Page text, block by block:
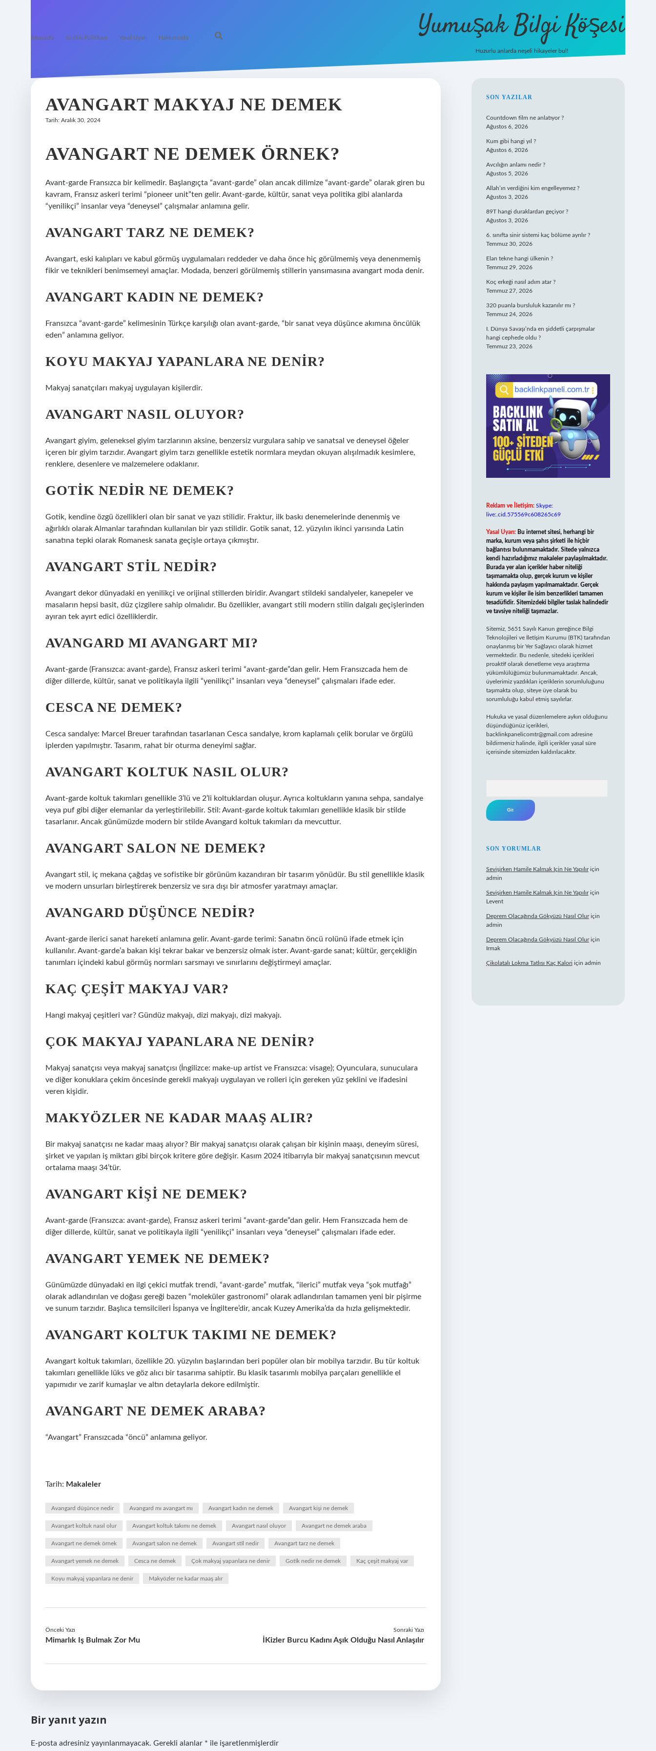
Anasayfa Gizlilik Politikası Yasal Uyarı Hakkımızda Yumuşak Bilgi Köşesi
Huzurlu anlarda neşeli hikayeler bul!
AVANGART MAKYAJ NE DEMEK
Tarih: Aralık 30, 2024
AVANGART NE DEMEK ÖRNEK?
Avant-garde Fransızca bir kelimedir. Başlangıçta “avant-garde” olan ancak dilimize “avant-garde” olarak giren bu
kavram, Fransız askeri terimi “pioneer unit”ten gelir. Avant-garde, kültür, sanat veya politika gibi alanlarda
“yenilikçi” insanlar veya “deneysel” çalışmalar anlamına gelir.
AVANGART TARZ NE DEMEK?
Avangart, eski kalıpları ve kabul görmüş uygulamaları reddeder ve daha önce hiç görülmemiş veya denenmemiş
fikir ve teknikleri benimsemeyi amaçlar. Modada, benzeri görülmemiş stillerin yansımasına avangart moda denir.
AVANGART KADIN NE DEMEK?
Fransızca “avant-garde” kelimesinin Türkçe karşılığı olan avant-garde, “bir sanat veya düşünce akımına öncülük
eden” anlamına geliyor.
KOYU MAKYAJ YAPANLARA NE DENIR?
Makyaj sanatçıları makyaj uygulayan kişilerdir.
AVANGART NASIL OLUYOR?
Avangart giyim, geleneksel giyim tarzlarının aksine, benzersiz vurgulara sahip ve sanatsal ve deneysel öğeler
içeren bir giyim tarzıdır. Avangart giyim tarzı genellikle estetik normlara meydan okuyan alışılmadık kesimlere,
renklere, desenlere ve malzemelere odaklanır.
GOTIK NEDIR NE DEMEK?
Gotik, kendine özgü özellikleri olan bir sanat ve yazı stilidir. Fraktur, ilk baskı denemelerinde denenmiş ve
ağırlıklı olarak Almanlar tarafından kullanılan bir yazı stilidir. Gotik sanat, 12. yüzyılın ikinci yarısında Latin
sanatına tepki olarak Romanesk sanata geçişle ortaya çıkmıştır.
AVANGART STIL NEDIR?
Avangart dekor dünyadaki en yenilikçi ve orijinal stillerden biridir. Avangart stildeki sandalyeler, kanepeler ve
masaların hepsi basit, düz çizgilere sahip olmalıdır. Bu özellikler, avangart stili modern stilin dalgalı geçişlerinden
ayıran tek ayırt edici özelliklerdir.
AVANGARD MI AVANGART MI?
Avant-garde (Fransızca: avant-garde), Fransız askeri terimi “avant-garde”dan gelir. Hem Fransızcada hem de
diğer dillerde, kültür, sanat ve politikayla ilgili “yenilikçi” insanları veya “deneysel” çalışmaları ifade eder.
CESCA NE DEMEK?
Cesca sandalye: Marcel Breuer tarafından tasarlanan Cesca sandalye, krom kaplamalı çelik borular ve örgülü
iplerden yapılmıştır. Tasarım, rahat bir oturma deneyimi sağlar.
AVANGART KOLTUK NASIL OLUR?
Avant-garde koltuk takımları genellikle 3’lü ve 2’li koltuklardan oluşur. Ayrıca koltukların yanına sehpa, sandalye
veya puf gibi diğer elemanlar da yerleştirilebilir. Stil: Avant-garde koltuk takımları genellikle klasik bir stilde
tasarlanır. Ancak günümüzde modern bir stilde Avangard koltuk takımları da mevcuttur.
AVANGART SALON NE DEMEK?
Avangart stil, iç mekana çağdaş ve sofistike bir görünüm kazandıran bir tasarım yönüdür. Bu stil genellikle klasik
ve modern unsurları birleştirerek benzersiz ve sıra dışı bir atmosfer yaratmayı amaçlar.
AVANGARD DÜŞÜNCE NEDIR?
Avant-garde ilerici sanat hareketi anlamına gelir. Avant-garde terimi: Sanatın öncü rolünü ifade etmek için
kullanılır. Avant-garde’a bakan kişi tekrar bakar ve benzersiz olmak ister. Avant-garde sanat; kültür, gerçekliğin
tanımları içindeki kabul görmüş normları sarsmayı ve sınırlarını değiştirmeyi amaçlar.
KAÇ ÇEŞIT MAKYAJ VAR?
Hangi makyaj çeşitleri var? Gündüz makyajı, dizi makyajı, dizi makyajı.
ÇOK MAKYAJ YAPANLARA NE DENIR?
Makyaj sanatçısı veya makyaj sanatçısı (İngilizce: make-up artist ve Fransızca: visage); Oyunculara, sunuculara
ve diğer konuklara çekim öncesinde gerekli makyajı uygulayan ve rolleri için gereken yüz şeklini ve ifadesini
veren kişidir.
MAKYÖZLER NE KADAR MAAŞ ALIR?
Bir makyaj sanatçısı ne kadar maaş alıyor? Bir makyaj sanatçısı olarak çalışan bir kişinin maaşı, deneyim süresi,
şirket ve yapılan iş miktarı gibi birçok kritere göre değişir. Kasım 2024 itibarıyla bir makyaj sanatçısının mevcut
ortalama maaşı 34’tür.
AVANGART KIŞI NE DEMEK?
Avant-garde (Fransızca: avant-garde), Fransız askeri terimi “avant-garde”dan gelir. Hem Fransızcada hem de
diğer dillerde, kültür, sanat ve politikayla ilgili “yenilikçi” insanları veya “deneysel” çalışmaları ifade eder.
AVANGART YEMEK NE DEMEK?
Günümüzde dünyadaki en ilgi çekici mutfak trendi, “avant-garde” mutfak, “ilerici” mutfak veya “şok mutfağı”
olarak adlandırılan ve doğası gereği bazen “moleküler gastronomi” olarak adlandırılan tamamen yeni bir pişirme
ve sunum tarzıdır. Başlıca temsilcileri İspanya ve İngiltere’dir, ancak Kuzey Amerika’da da hızla gelişmektedir.
AVANGART KOLTUK TAKIMI NE DEMEK?
Avangart koltuk takımları, özellikle 20. yüzyılın başlarından beri popüler olan bir mobilya tarzıdır. Bu tür koltuk
takımları genellikle lüks ve göz alıcı bir tasarıma sahiptir. Bu klasik tasarımlı mobilya parçaları genellikle el
yapımıdır ve zarif kumaşlar ve altın detaylarla dekore edilmiştir.
AVANGART NE DEMEK ARABA?
“Avangart” Fransızcada “öncü” anlamına geliyor.
Tarih: Makaleler
Avangard düşünce nedir Avangard mı avangart mı Avangart kadın ne demek Avangart kişi ne demek
Avangart koltuk nasıl olur Avangart koltuk takımı ne demek Avangart nasıl oluyor Avangart ne demek araba
Avangart ne demek örnek Avangart salon ne demek Avangart stil nedir Avangart tarz ne demek
Avangart yemek ne demek Cesca ne demek Çok makyaj yapanlara ne denir Gotik nedir ne demek Kaç çeşit makyaj var
Koyu makyaj yapanlara ne denir Makyözler ne kadar maaş alır
Önceki Yazı
Mimarlık Iş Bulmak Zor Mu
Sonraki Yazı
İKizler Burcu Kadını Aşık Olduğu Nasıl Anlaşılır
Bir yanıt yazın
E-posta adresiniz yayınlanmayacak. Gerekli alanlar * ile işaretlenmişlerdir
SIDEBAR
SON YAZILAR
Countdown film ne anlatıyor ?
Ağustos 6, 2026
Kum gibi hangi yıl ?
Ağustos 6, 2026
Avcılığın anlamı nedir ?
Ağustos 5, 2026
Allah’ın verdiğini kim engelleyemez ?
Ağustos 3, 2026
89T hangi duraklardan geçiyor ?
Ağustos 3, 2026
6. sınıfta sinir sistemi kaç bölüme ayrılır ?
Temmuz 30, 2026
Elan tekne hangi ülkenin ?
Temmuz 29, 2026
Koç erkeği nasıl adım atar ?
Temmuz 27, 2026
320 puanla bursluluk kazanılır mı ?
Temmuz 24, 2026
I. Dünya Savaşı’nda en şiddetli çarpışmalar
hangi cephede oldu ?
Temmuz 23, 2026
Reklam ve İletişim: Skype:
live:.cid.575569c608265c69
Yasal Uyarı: Bu internet sitesi, herhangi bir
marka, kurum veya şahıs şirketi ile hiçbir
bağlantısı bulunmamaktadır. Sitede yalnızca
kendi hazırladığımız makaleler paylaşılmaktadır.
Burada yer alan içerikler haber niteliği
taşımamakta olup, gerçek kurum ve kişiler
hakkında paylaşım yapılmamaktadır. Gerçek
kurum ve kişiler ile isim benzerlikleri tamamen
tesadüfidir. Sitemizdeki bilgiler taslak halindedir
ve tavsiye niteliği taşımazlar.
Sitemiz, 5651 Sayılı Kanun gereğince Bilgi
Teknolojileri ve İletişim Kurumu (BTK) tarafından
onaylanmış bir Yer Sağlayıcı olarak hizmet
vermektedir. Bu nedenle, sitedeki içerikleri
proaktif olarak denetleme veya araştırma
yükümlülüğümüz bulunmamaktadır. Ancak,
üyelerimiz yazdıkları içeriklerin sorumluluğunu
taşımakta olup, siteye üye olarak bu
sorumluluğu kabul etmiş sayılırlar.
Hukuka ve yasal düzenlemelere aykırı olduğunu
düşündüğünüz içerikleri,
backlinkpanelicomtr@gmail.com adresine
bildirmeniz halinde, ilgili içerikler yasal süre
içerisinde sitemizden kaldırılacaktır.
SON YORUMLAR
Sevişirken Hamile Kalmak Için Ne Yapılıriçin
admin
Sevişirken Hamile Kalmak Için Ne Yapılıriçin
Levent
Deprem Olacağında Gökyüzü Nasıl Oluriçin
admin
Deprem Olacağında Gökyüzü Nasıl Oluriçin
Irmak
Çikolatalı Lokma Tatlısı Kaç Kalori için admin